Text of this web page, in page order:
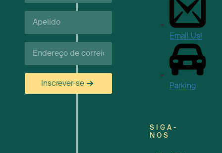
Apelido*
Correio
eletrónico*
Inscrever-se
Email Us!
Parking
SIGA-
NOS